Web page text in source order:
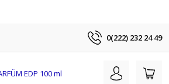
0(222) 232 24 49